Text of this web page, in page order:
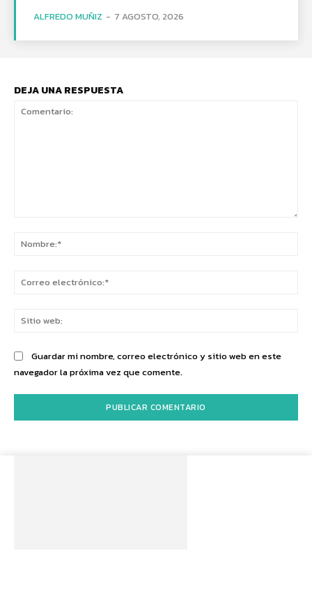
ALFREDO MUÑIZ - 7 AGOSTO, 2026
DEJA UNA RESPUESTA
Guardar mi nombre, correo electrónico y sitio web en este
navegador la próxima vez que comente.